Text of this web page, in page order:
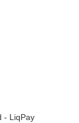
- LiqPay